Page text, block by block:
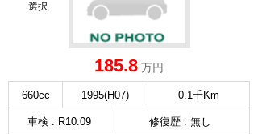
選択
185.8 万円
660cc 1995(H07) 0.1千Km
車検 : R10.09 修復歴 : 無し